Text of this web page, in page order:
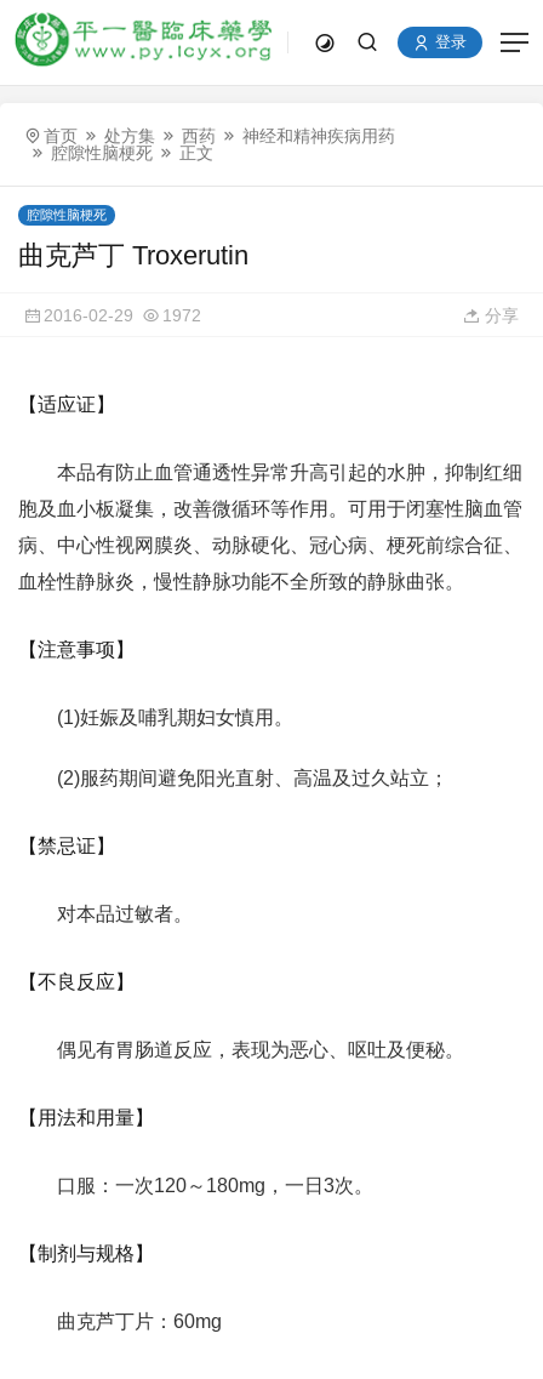
登录
首页 处方集 西药
神经和精神疾病用药
腔隙性脑梗死
正文
腔隙性脑梗死
曲克芦丁 Troxerutin
2016-02-29 1972 分享
【适应证】
本品有防止血管通透性异常升高引起的水肿，抑制红细
胞及血小板凝集，改善微循环等作用。可用于闭塞性脑血管
病、中心性视网膜炎、动脉硬化、冠心病、梗死前综合征、
血栓性静脉炎，慢性静脉功能不全所致的静脉曲张。
【注意事项】
(1)妊娠及哺乳期妇女慎用。
(2)服药期间避免阳光直射、高温及过久站立；
【禁忌证】
对本品过敏者。
【不良反应】
偶见有胃肠道反应，表现为恶心、呕吐及便秘。
【用法和用量】
口服：一次120～180mg，一日3次。
【制剂与规格】
曲克芦丁片：60mg